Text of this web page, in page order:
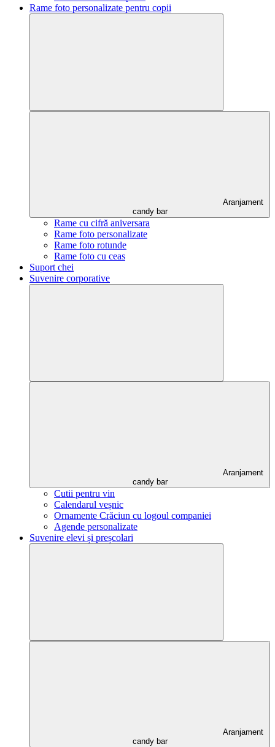
Rame foto personalizate pentru copii
Aranjament
candy bar
Rame cu cifră aniversara
Rame foto personalizate
Rame foto rotunde
Rame foto cu ceas
Suport chei
Suvenire corporative
Aranjament
candy bar
Cutii pentru vin
Calendarul veșnic
Ornamente Crăciun cu logoul companiei
Agende personalizate
Suvenire elevi și preșcolari
Aranjament
candy bar